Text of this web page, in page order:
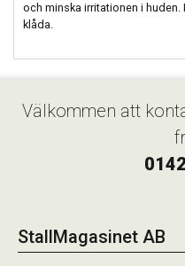
och minska irritationen i
klåda.
Välkommen att
StallMagasinet AB